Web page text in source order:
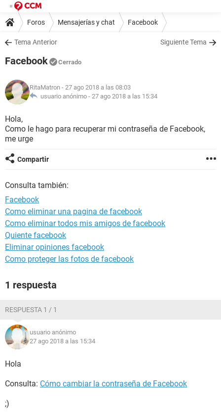
Foros Mensajerías y chat Facebook
Tema Anterior Siguiente Tema
Facebook Cerrado
RitaMatron - 27 ago 2018 a las 08:03
usuario anónimo - 27 ago 2018 a las 15:34
Hola,
Como le hago para recuperar mi contraseña de Facebook,
me urge
Compartir
Consulta también:
Facebook
Como eliminar una pagina de facebook
Como eliminar todos mis amigos de facebook
Quiente facebook
Eliminar opiniones facebook
Como proteger las fotos de facebook
1 respuesta
RESPUESTA 1 / 1
usuario anónimo
27 ago 2018 a las 15:34
Hola
Consulta: Cómo cambiar la contraseña de Facebook
;)